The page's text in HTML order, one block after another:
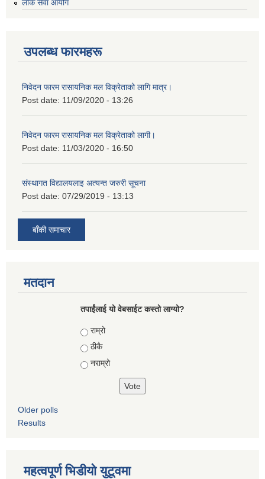
लोक सेवा आयोग
उपलब्ध फारमहरू
निवेदन फारम रासायनिक मल विक्रेताको लागि मात्र।
Post date: 11/09/2020 - 13:26
निवेदन फारम रासायनिक मल विक्रेताको लागी।
Post date: 11/03/2020 - 16:50
संस्थागत विद्यालयलाइ अत्यन्त जरुरी सूचना
Post date: 07/29/2019 - 13:13
बाँकी समाचार
मतदान
तपाईंलाई यो वेबसाईट कस्तो लाग्यो?
Choices
राम्रो
ठीकै
नराम्रो
Older polls
Results
महत्वपूर्ण भिडीयो युटूवमा